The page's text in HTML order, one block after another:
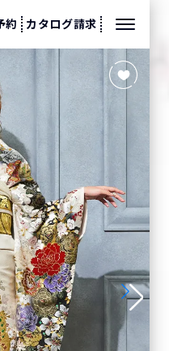
約 カタログ請求